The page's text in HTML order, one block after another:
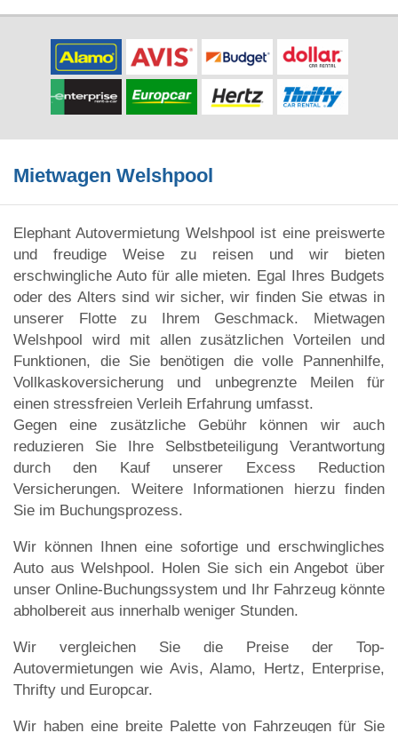
Mietwagen Welshpool
Elephant Autovermietung Welshpool ist eine preiswerte
und freudige Weise zu reisen und wir bieten
erschwingliche Auto für alle mieten. Egal Ihres Budgets
oder des Alters sind wir sicher, wir finden Sie etwas in
unserer Flotte zu Ihrem Geschmack. Mietwagen
Welshpool wird mit allen zusätzlichen Vorteilen und
Funktionen, die Sie benötigen die volle Pannenhilfe,
Vollkaskoversicherung und unbegrenzte Meilen für
einen stressfreien Verleih Erfahrung umfasst.
Gegen eine zusätzliche Gebühr können wir auch
reduzieren Sie Ihre Selbstbeteiligung Verantwortung
durch den Kauf unserer Excess Reduction
Versicherungen. Weitere Informationen hierzu finden
Sie im Buchungsprozess.
Wir können Ihnen eine sofortige und erschwingliches
Auto aus Welshpool. Holen Sie sich ein Angebot über
unser Online-Buchungssystem und Ihr Fahrzeug könnte
abholbereit aus innerhalb weniger Stunden.
Wir vergleichen Sie die Preise der Top-
Autovermietungen wie Avis, Alamo, Hertz, Enterprise,
Thrifty und Europcar.
Wir haben eine breite Palette von Fahrzeugen für Sie